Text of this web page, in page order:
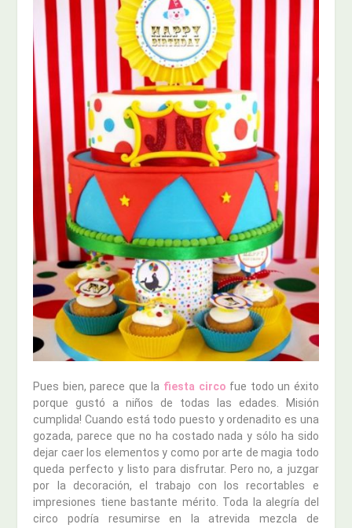
Pues bien, parece que la fiesta circo fue todo un éxito
porque gustó a niños de todas las edades. Misión
cumplida! Cuando está todo puesto y ordenadito es una
gozada, parece que no ha costado nada y sólo ha sido
dejar caer los elementos y como por arte de magia todo
queda perfecto y listo para disfrutar. Pero no, a juzgar
por la decoración, el trabajo con los recortables e
impresiones tiene bastante mérito. Toda la alegría del
circo podría resumirse en la atrevida mezcla de